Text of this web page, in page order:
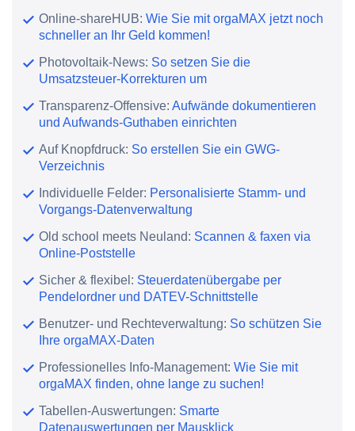
Online-shareHUB:Wie Sie mit orgaMAX jetzt noch
schneller an Ihr Geld kommen!
Photovoltaik-News: So setzen Sie die
Umsatzsteuer-Korrekturen um
Transparenz-Offensive:Aufwände dokumentieren
und Aufwands-Guthaben einrichten
Auf Knopfdruck: So erstellen Sie ein GWG-
Verzeichnis
Individuelle Felder: Personalisierte Stamm- und
Vorgangs-Datenverwaltung
Old school meets Neuland: Scannen & faxen via
Online-Poststelle
Sicher & flexibel: Steuerdatenübergabe per
Pendelordner und DATEV-Schnittstelle
Benutzer- und Rechteverwaltung: So schützen Sie
Ihre orgaMAX-Daten
Professionelles Info-Management:Wie Sie mit
orgaMAX finden, ohne lange zu suchen!
Tabellen-Auswertungen: Smarte
Datenauswertungen per Mausklick